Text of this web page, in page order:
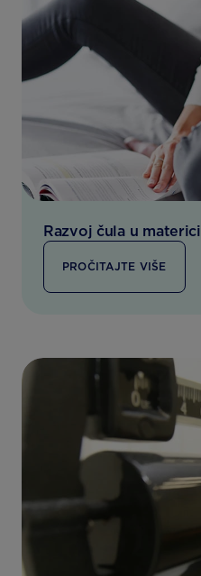
Razvoj čula u materici
PROČITAJTE VIŠE